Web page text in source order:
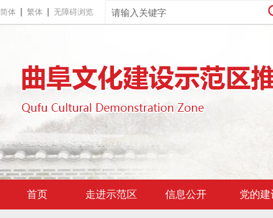
简体 繁体 无障碍浏览
首页 走进示范区 信息公开 党的建